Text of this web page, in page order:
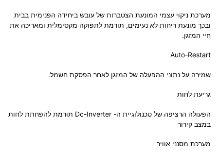
מערכת ניקוי עצמי המונעת הצטברות של עובש ביחידה הפנימית בבית
ובכך מונעת ריחות לא נעימים, תורמת לתפוקה מקסימלית ומאריכה את
חיי המזגן.
Auto-Restart
שמירה על נתוני ההפעלה של המזגן לאחר הפסקת חשמל.
גריעת לחות
הפעולה הרציפה של טכנולוגיית ה- Dc-Inverter תורמת להפחתת לחות
במצב קירור
מערכת מסנני אוויר